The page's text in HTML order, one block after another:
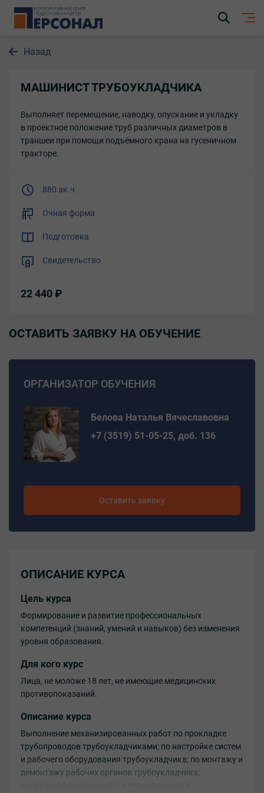
Назад
МАШИНИСТ ТРУБОУКЛАДЧИКА
Выполняет перемещение, наводку, опускание и укладку
в проектное положение труб различных диаметров в
траншеи при помощи подъёмного крана на гусеничном
тракторе.
880 ак.ч.
Очная форма
Подготовка
Свидетельство
22 440 ₽
ОСТАВИТЬ ЗАЯВКУ НА ОБУЧЕНИЕ
ОРГАНИЗАТОР ОБУЧЕНИЯ
Белова Наталья Вячеславовна
+7 (3519) 51-05-25, доб. 136
Оставить заявку
ОПИСАНИЕ КУРСА
Цель курса
Формирование и развитие профессиональных
компетенций (знаний, умений и навыков) без изменения
уровня образования.
Для кого курс
Лица, не моложе 18 лет, не имеющие медицинских
противопоказаний.
Описание курса
Выполнение механизированных работ по прокладке
трубопроводов трубоукладчиками; по настройке систем
и рабочего оборудования трубоукладчика; по монтажу и
демонтажу рабочих органов трубоукладчика;